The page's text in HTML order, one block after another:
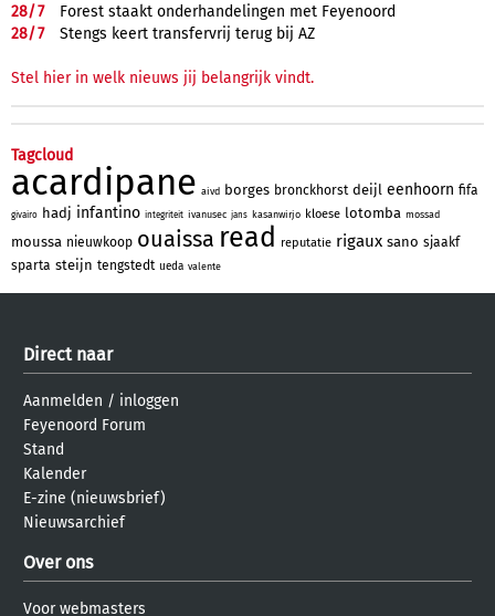
28/7
Forest staakt onderhandelingen met Feyenoord
28/7 Stengs keert transfervrij terug bij AZ
Stel hier in welk nieuws jij belangrijk vindt.
Tagcloud
acardipane aivd borges bronckhorst deijl eenhoorn fifa
givairo hadj infantino integriteit ivanusec jans kasanwirjo kloese lotomba mossad
moussa nieuwkoop ouaissa read reputatie rigaux sano sjaakf
sparta steijn tengstedt ueda valente
Direct naar
Aanmelden / inloggen
Feyenoord Forum
Stand
Kalender
E-zine (nieuwsbrief)
Nieuwsarchief
Over ons
Voor webmasters